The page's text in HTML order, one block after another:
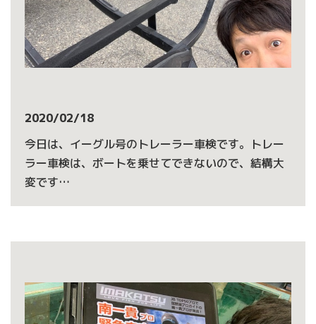
2020/02/18
今日は、イーグル号のトレーラー車検です。トレー
ラー車検は、ボートを乗せてできないので、結構大
変です…